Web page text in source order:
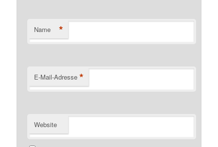
Name *
E-Mail-Adresse *
Website